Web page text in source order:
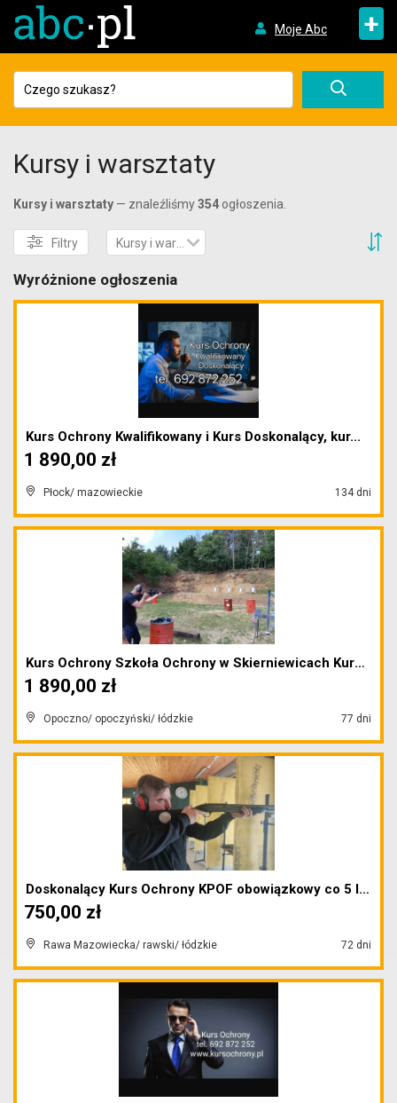
Moje Abc +
Kursy i warsztaty
Kursy i warsztaty — znaleźliśmy354 ogłoszenia.
Filtry Kursy i warsztaty
Wyróżnione ogłoszenia
Kurs Ochrony Kwalifikowany i Kurs Doskonalący, kur...
Płock/ mazowieckie 134 dni
1 890,00 zł
Kurs Ochrony Szkoła Ochrony w Skierniewicach Kurs ...
Opoczno/ opoczyński/ łódzkie 77 dni
1 890,00 zł
Doskonalący Kurs Ochrony KPOF obowiązkowy co 5 lat...
Rawa Mazowiecka/ rawski/ łódzkie 72 dni
750,00 zł